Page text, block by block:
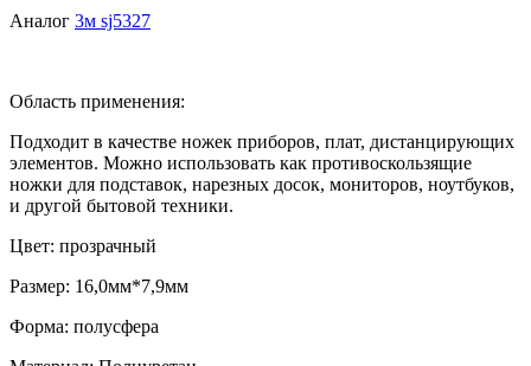
Аналог 3м sj5327
Область применения:
Подходит в качестве ножек приборов, плат, дистанцирующих
элементов. Можно использовать как противоскользящие
ножки для подставок, нарезных досок, мониторов, ноутбуков,
и другой бытовой техники.
Цвет: прозрачный
Размер: 16,0мм*7,9мм
Форма: полусфера